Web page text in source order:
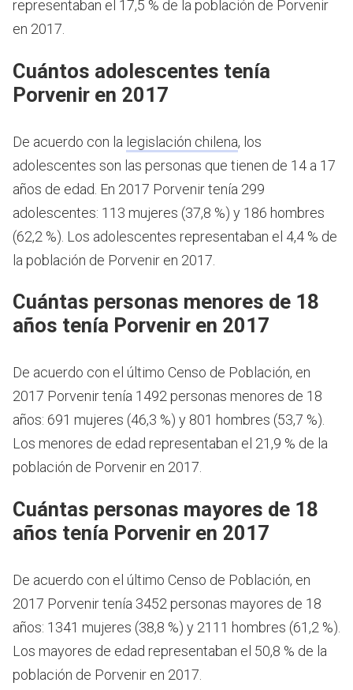
representaban el 17,5 % de la población de Porvenir
en 2017.
Cuántos adolescentes tenía
Porvenir en 2017
De acuerdo con la legislación chilena, los
adolescentes son las personas que tienen de 14 a 17
años de edad. En 2017 Porvenir tenía 299
adolescentes: 113 mujeres (37,8 %) y 186 hombres
(62,2 %). Los adolescentes representaban el 4,4 % de
la población de Porvenir en 2017.
Cuántas personas menores de 18
años tenía Porvenir en 2017
De acuerdo con el último Censo de Población, en
2017 Porvenir tenía 1492 personas menores de 18
años: 691 mujeres (46,3 %) y 801 hombres (53,7 %).
Los menores de edad representaban el 21,9 % de la
población de Porvenir en 2017.
Cuántas personas mayores de 18
años tenía Porvenir en 2017
De acuerdo con el último Censo de Población, en
2017 Porvenir tenía 3452 personas mayores de 18
años: 1341 mujeres (38,8 %) y 2111 hombres (61,2 %).
Los mayores de edad representaban el 50,8 % de la
población de Porvenir en 2017.